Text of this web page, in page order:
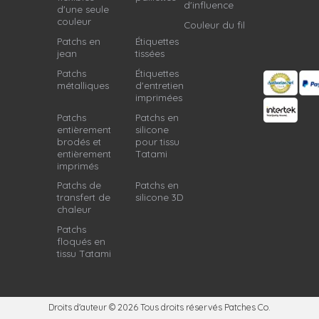
d'une seule
couleur
Patchs en
jean
Étiquettes
tissées
Patchs
métalliques
Étiquettes
d'entretien
imprimées
Patchs
entièrement
brodés et
entièrement
imprimés
Patchs en
silicone
pour tissu
Tatami
Patchs de
transfert de
chaleur
Patchs en
silicone 3D
Patchs
floqués en
tissu Tatami
d'influence
Couleur du fil
Droits d'auteur © 2026 Tous droits réservés Patches Co.